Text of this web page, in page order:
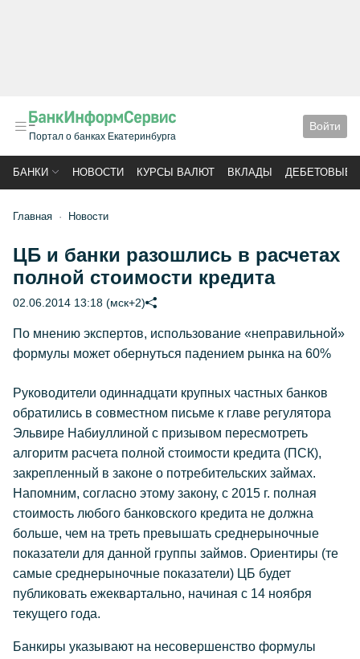
Портал о банках Екатеринбурга
Войти
БАНКИ НОВОСТИ КУРСЫ ВАЛЮТ ВКЛАДЫ ДЕБЕТОВЫЕ
Главная Новости
ЦБ и банки разошлись в расчетах
полной стоимости кредита
02.06.2014 13:18 (мск+2)
По мнению экспертов, использование «неправильной»
формулы может обернуться падением рынка на 60%
Руководители одиннадцати крупных частных банков
обратились в совместном письме к главе регулятора
Эльвире Набиуллиной с призывом пересмотреть
алгоритм расчета полной стоимости кредита (ПСК),
закрепленный в законе о потребительских займах.
Напомним, согласно этому закону, с 2015 г. полная
стоимость любого банковского кредита не должна
больше, чем на треть превышать среднерыночные
показатели для данной группы займов. Ориентиры (те
самые среднерыночные показатели) ЦБ будет
публиковать ежеквартально, начиная с 14 ноября
текущего года.
Банкиры указывают на несовершенство формулы